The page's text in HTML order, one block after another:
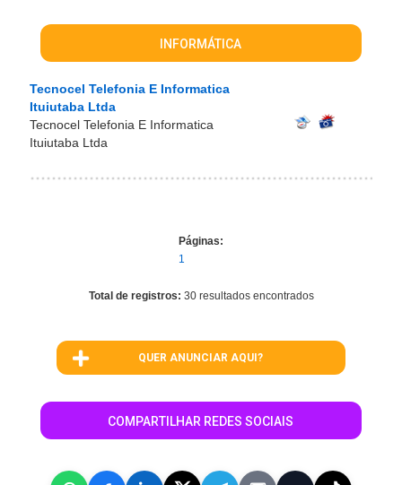
INFORMÁTICA
Tecnocel Telefonia E Informatica
Ituiutaba Ltda
Tecnocel Telefonia E Informatica
Ituiutaba Ltda
Páginas:
1
Total de registros: 30 resultados encontrados
QUER ANUNCIAR AQUI?
COMPARTILHAR REDES SOCIAIS